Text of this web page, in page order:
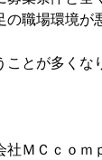
職場環境が
とが多くな
ＭＣｃｏｍ